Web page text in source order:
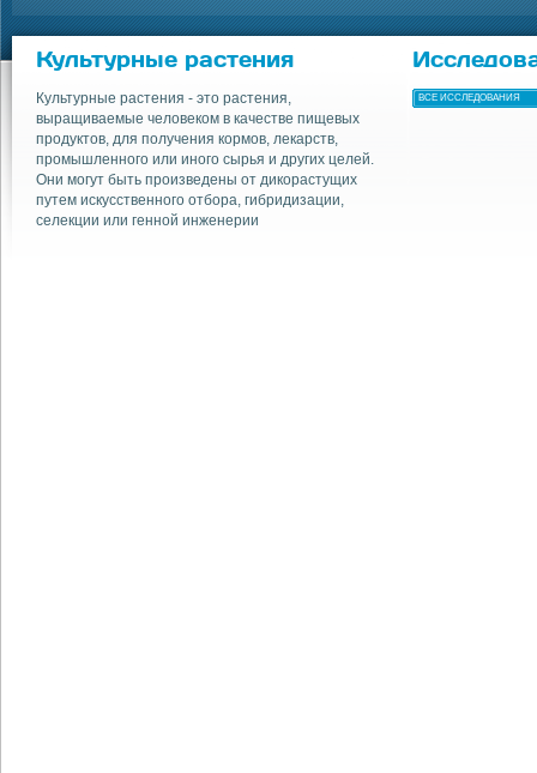
Культурные растения
Культурные растения - это растения,
выращиваемые человеком в качестве пищевых
продуктов, для получения кормов, лекарств,
промышленного или иного сырья и других целей.
Они могут быть произведены от дикорастущих
путем искусственного отбора, гибридизации,
селекции или генной инженерии
ВСЕ ИССЛЕДОВАНИЯ